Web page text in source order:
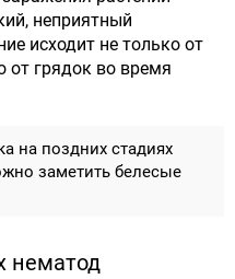
неприятный
исходит не только от
от грядок во время
на поздних стадиях
заметить белесые
нематод